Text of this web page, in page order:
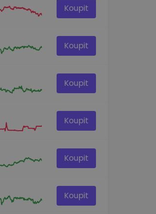
Koupit
Koupit
Koupit
Koupit
Koupit
Koupit